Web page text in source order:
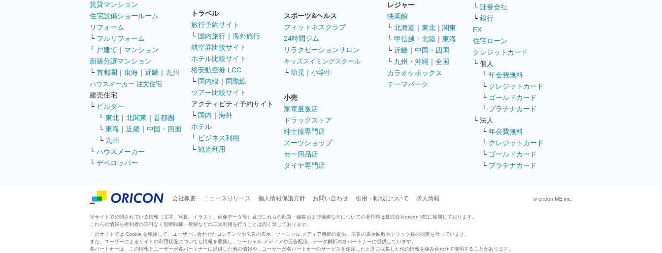
賃貸マンション
住宅設備ショールーム
リフォーム
└ フルリフォーム
└ 戸建て ｜ マンション
新築分譲マンション
└ 首都圏 ｜ 東海 ｜ 近畿 ｜ 九州
ハウスメーカー 注文住宅
建売住宅
└ ビルダー
└ 東北 ｜ 北関東 ｜ 首都圏
└ 東海 ｜ 近畿 ｜ 中国・四国
└ 九州
└ ハウスメーカー
└ デベロッパー
トラベル
旅行予約サイト
└ 国内旅行 ｜ 海外旅行
航空券比較サイト
ホテル比較サイト
格安航空券 LCC
└ 国内線 ｜ 国際線
ツアー比較サイト
アクティビティ予約サイト
└ 国内 ｜ 海外
ホテル
└ ビジネス利用
└ 観光利用
スポーツ&ヘルス
フィットネスクラブ
24時間ジム
リラクゼーションサロン
キッズスイミングスクール
└ 幼児 ｜ 小学生
小売
家電量販店
ドラッグストア
紳士服専門店
スーツショップ
カー用品店
タイヤ専門店
レジャー
映画館
└ 北海道 ｜ 東北 ｜ 関東
└ 甲信越・北陸 ｜ 東海
└ 近畿 ｜ 中国・四国
└ 九州・沖縄 ｜ 全国
カラオケボックス
テーマパーク
└ 証券会社
└ 銀行
FX
住宅ローン
クレジットカード
└ 個人
└ 年会費無料
└ クレジットカード
└ ゴールドカード
└ プラチナカード
└ 法人
└ 年会費無料
└ クレジットカード
└ ゴールドカード
└ プラチナカード
会社概要 ニュースリリース 個人情報保護方針 お問い合わせ 引用・転載について 求人情報 © oricon ME inc.
当サイトで公開されている情報（文字、写真、イラスト、画像データ等）及びこれらの配置・編集および構造などについての著作権は株式会社oricon MEに帰属しております。
これらの情報を権利者の許可なく無断転載・複製などの二次利用を行うことは固く禁じております。
このサイトでは Cookie を使用して、ユーザーに合わせたコンテンツや広告の表示、ソーシャル メディア機能の提供、広告の表示回数やクリック数の測定を行っています。
また、ユーザーによるサイトの利用状況についても情報を収集し、ソーシャル メディアや広告配信、データ解析の各パートナーに提供しています。
各パートナーは、この情報とユーザーが各パートナーに提供した他の情報や、ユーザーが各パートナーのサービスを使用したときに収集した他の情報を組み合わせて使用することがあります。